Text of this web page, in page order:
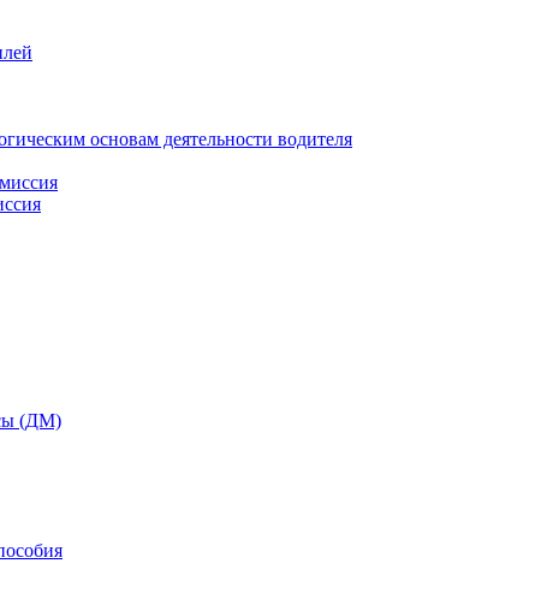
основам деятельности водителя
(ДМ)